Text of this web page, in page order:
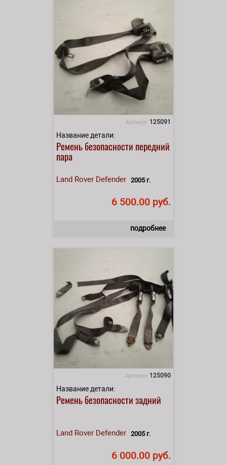
Артикул: 125091
Название детали:
Ремень безопасности передний
пара
Land Rover Defender 2005 г.
6 500.00 руб.
подробнее
Артикул: 125090
Название детали:
Ремень безопасности задний
Land Rover Defender 2005 г.
6 000.00 руб.